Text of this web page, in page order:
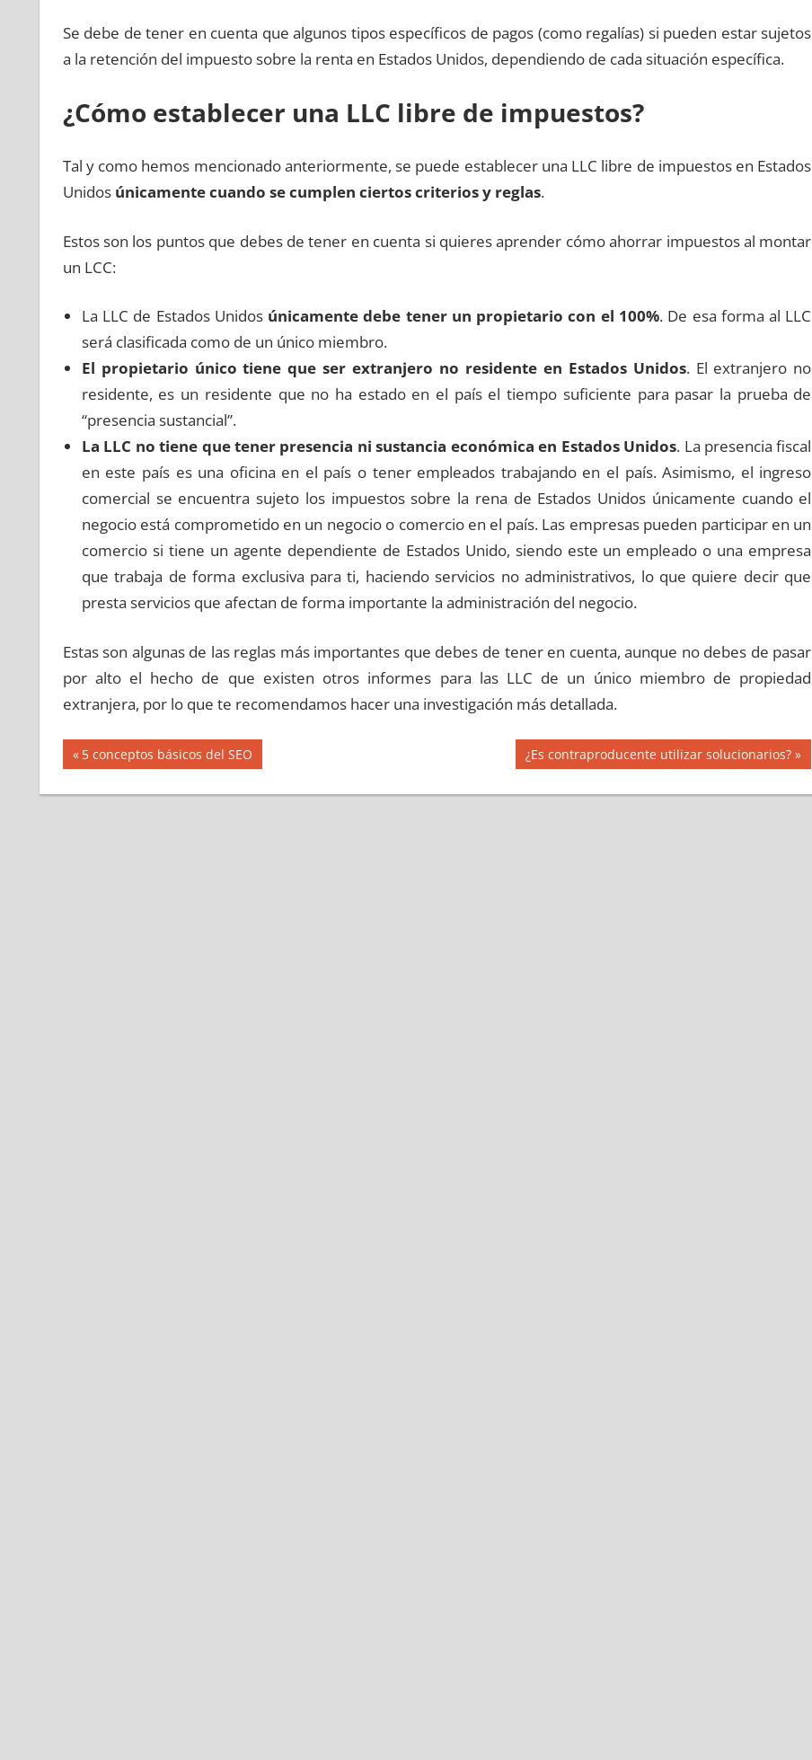
Se debe de tener en cuenta que algunos tipos específicos de pagos (como regalías) si pueden estar sujetos
a la retención del impuesto sobre la renta en Estados Unidos, dependiendo de cada situación específica.
¿Cómo establecer una LLC libre de impuestos?
Tal y como hemos mencionado anteriormente, se puede establecer una LLC libre de impuestos en Estados
Unidos únicamente cuando se cumplen ciertos criterios y reglas.
Estos son los puntos que debes de tener en cuenta si quieres aprender cómo ahorrar impuestos al montar
un LCC:
La LLC de Estados Unidos únicamente debe tener un propietario con el 100%. De esa forma al LLC
será clasificada como de un único miembro.
El propietario único tiene que ser extranjero no residente en Estados Unidos. El extranjero no
residente, es un residente que no ha estado en el país el tiempo suficiente para pasar la prueba de
“presencia sustancial”.
La LLC no tiene que tener presencia ni sustancia económica en Estados Unidos. La presencia fiscal
en este país es una oficina en el país o tener empleados trabajando en el país. Asimismo, el ingreso
comercial se encuentra sujeto los impuestos sobre la rena de Estados Unidos únicamente cuando el
negocio está comprometido en un negocio o comercio en el país. Las empresas pueden participar en un
comercio si tiene un agente dependiente de Estados Unido, siendo este un empleado o una empresa
que trabaja de forma exclusiva para ti, haciendo servicios no administrativos, lo que quiere decir que
presta servicios que afectan de forma importante la administración del negocio.
Estas son algunas de las reglas más importantes que debes de tener en cuenta, aunque no debes de pasar
por alto el hecho de que existen otros informes para las LLC de un único miembro de propiedad
extranjera, por lo que te recomendamos hacer una investigación más detallada.
Navegación
de
Entrada
anterior:
5 conceptos básicos del SEO
Siguiente
entrada:
¿Es contraproducente utilizar solucionarios?